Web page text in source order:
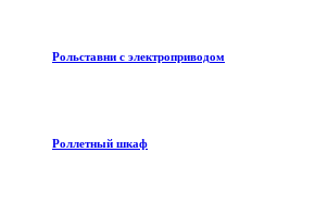
Рольставни с электроприводом
Роллетный шкаф